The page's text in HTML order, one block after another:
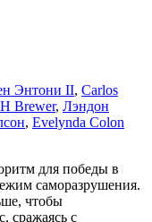
Энтони II, Carlos
Brewer, Лэндон
, Evelynda Colon
для победы в
саморазрушения.
чтобы
сражаясь с